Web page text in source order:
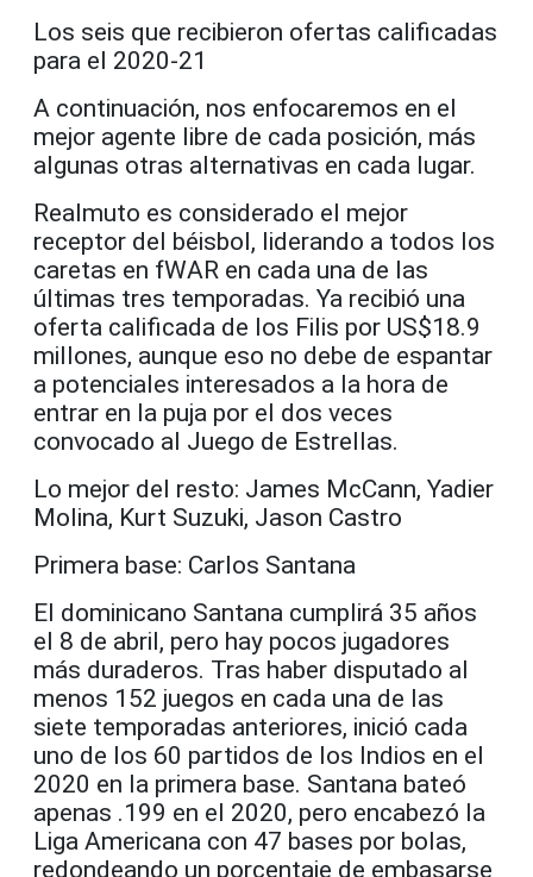
Los seis que recibieron ofertas calificadas
para el 2020-21
A continuación, nos enfocaremos en el
mejor agente libre de cada posición, más
algunas otras alternativas en cada lugar.
Realmuto es considerado el mejor
receptor del béisbol, liderando a todos los
caretas en fWAR en cada una de las
últimas tres temporadas. Ya recibió una
oferta calificada de los Filis por US$18.9
millones, aunque eso no debe de espantar
a potenciales interesados a la hora de
entrar en la puja por el dos veces
convocado al Juego de Estrellas.
Lo mejor del resto: James McCann, Yadier
Molina, Kurt Suzuki, Jason Castro
Primera base: Carlos Santana
El dominicano Santana cumplirá 35 años
el 8 de abril, pero hay pocos jugadores
más duraderos. Tras haber disputado al
menos 152 juegos en cada una de las
siete temporadas anteriores, inició cada
uno de los 60 partidos de los Indios en el
2020 en la primera base. Santana bateó
apenas .199 en el 2020, pero encabezó la
Liga Americana con 47 bases por bolas,
redondeando un porcentaje de embasarse